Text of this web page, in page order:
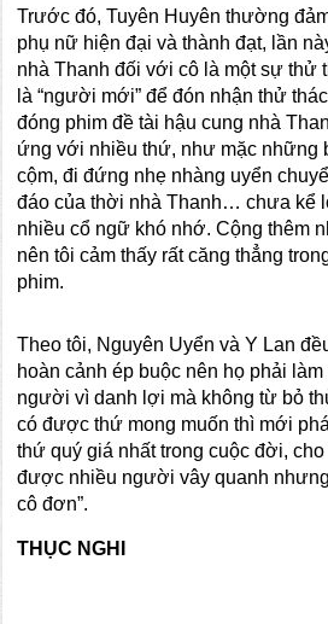
Trước đó, Tuyên Huyên thường
phụ nữ hiện đại và thành đạt, lần
nhà Thanh đối với cô là một sự thử
là “người mới” để đón nhận thử
đóng phim đề tài hậu cung nhà
ứng với nhiều thứ, như mặc những
cộm, đi đứng nhẹ nhàng uyển
đáo của thời nhà Thanh… chưa kể
nhiều cổ ngữ khó nhớ. Cộng thêm
nên tôi cảm thấy rất căng thẳng
phim.
Theo tôi, Nguyên Uyển và Y Lan
hoàn cảnh ép buộc nên họ phải
người vì danh lợi mà không từ bỏ
có được thứ mong muốn thì mới
thứ quý giá nhất trong cuộc đời,
được nhiều người vây quanh
cô đơn”.
THỤC NGHI